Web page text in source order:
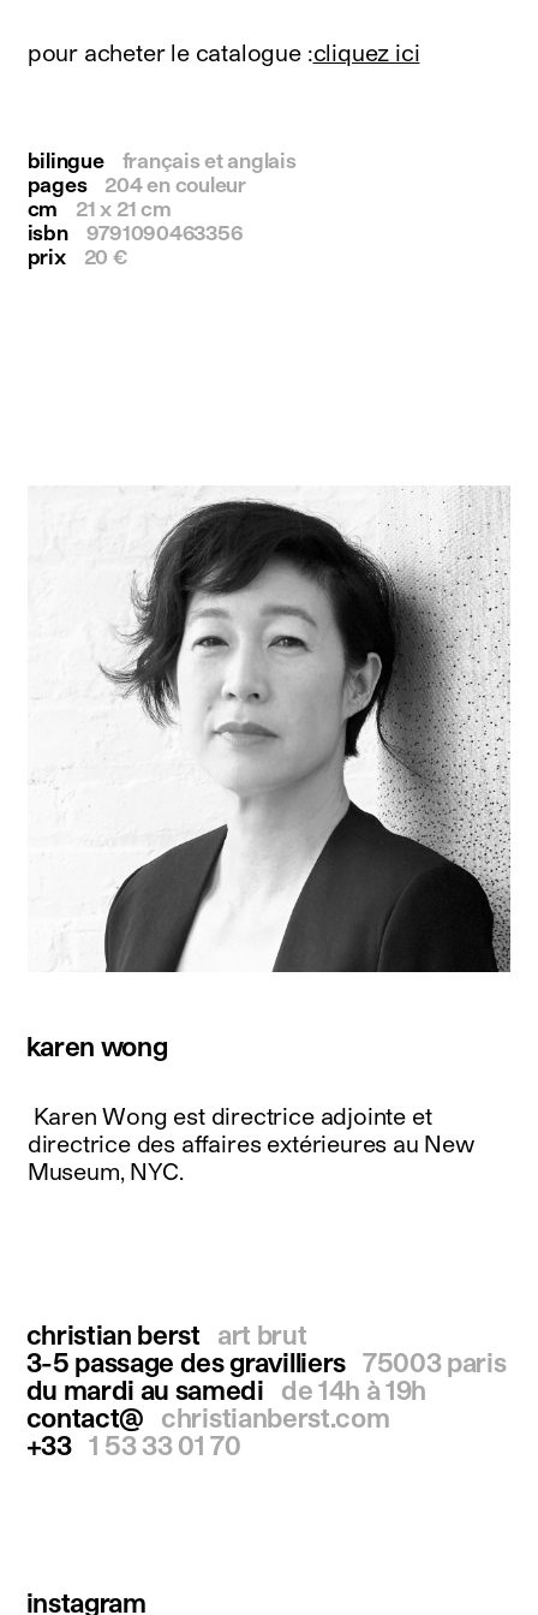
facebook
twitter
français english
pour acheter le catalogue :cliquez ici
bilingue
français et anglais
pages
204 en couleur
cm
21 x 21 cm
isbn
9791090463356
prix
20 €
karen wong
Karen Wong est directrice adjointe et
directrice des affaires extérieures au New
Museum, NYC.
christian berst
art brut
3-5 passage des gravilliers 75003 paris
du mardi au samedi
de 14h à 19h
contact@
christianberst.com
+33 1 53 33 01 70
instagram